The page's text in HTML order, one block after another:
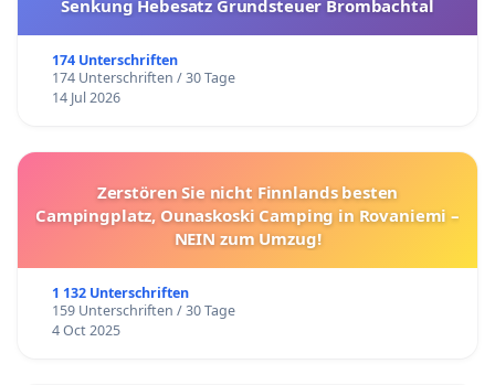
Senkung Hebesatz Grundsteuer Brombachtal
174 Unterschriften
174 Unterschriften / 30 Tage
14 Jul 2026
Zerstören Sie nicht Finnlands besten
Campingplatz, Ounaskoski Camping in Rovaniemi –
NEIN zum Umzug!
1 132 Unterschriften
159 Unterschriften / 30 Tage
4 Oct 2025